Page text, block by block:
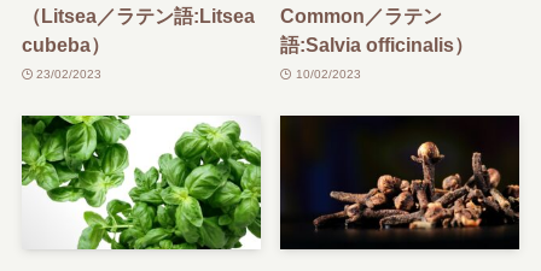
（Litsea／ラテン語:Litsea
cubeba）
23/02/2023
Common／ラテン
語:Salvia officinalis）
10/02/2023